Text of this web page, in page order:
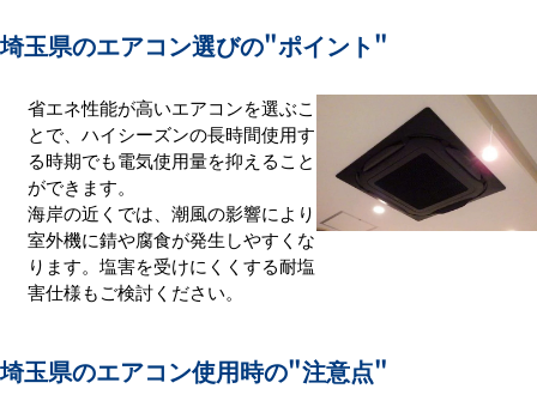
埼玉県のエアコン選びの"ポイント"
省エネ性能が高いエアコンを選ぶこ
とで、ハイシーズンの長時間使用す
る時期でも電気使用量を抑えること
ができます。
海岸の近くでは、潮風の影響により
室外機に錆や腐食が発生しやすくな
ります。塩害を受けにくくする耐塩
害仕様もご検討ください。
埼玉県のエアコン使用時の"注意点"